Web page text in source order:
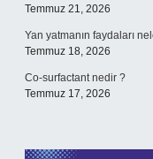
Temmuz 21, 2026
Yan yatmanın faydaları
Temmuz 18, 2026
Co-surfactant nedir ?
Temmuz 17, 2026